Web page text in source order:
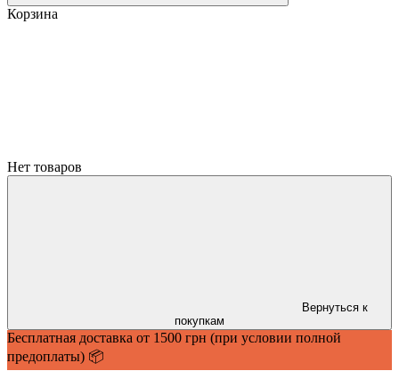
Корзина
Нет товаров
Вернуться к
покупкам
Бесплатная доставка от 1500 грн (при условии полной
предоплаты) 📦